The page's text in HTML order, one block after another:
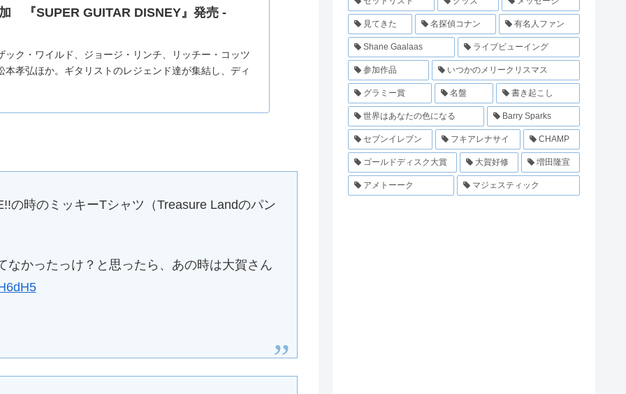
『SUPER GUITAR DISNEY』発売 -
ック・ワイルド、ジョージ・リンチ、リッチー・コッツ
本孝弘ほか。ギタリストのレジェンド達が集結し、ディ
の時のミッキーTシャツ（Treasure Landのパン
かったっけ？と思ったら、あの時は大賀さん
見てきた 名探偵コナン 有名人ファン
Shane Gaalaas ライブビューイング
参加作品 いつかのメリークリスマス
グラミー賞 名盤 書き起こし
世界はあなたの色になる Barry Sparks
セブンイレブン フキアレナサイ CHAMP
ゴールドディスク大賞 大賀好修 増田隆宣
アメトーーク マジェスティック